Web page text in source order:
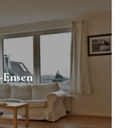
mit Rheinblick
2
72m²
€